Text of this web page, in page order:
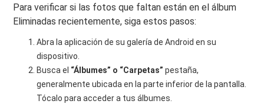
Para verificar si las fotos que faltan están en el álbum
Eliminadas recientemente, siga estos pasos:
Abra la aplicación de su galería de Android en su
dispositivo.
Busca el “Álbumes” o “Carpetas” pestaña,
generalmente ubicada en la parte inferior de la pantalla.
Tócalo para acceder a tus álbumes.